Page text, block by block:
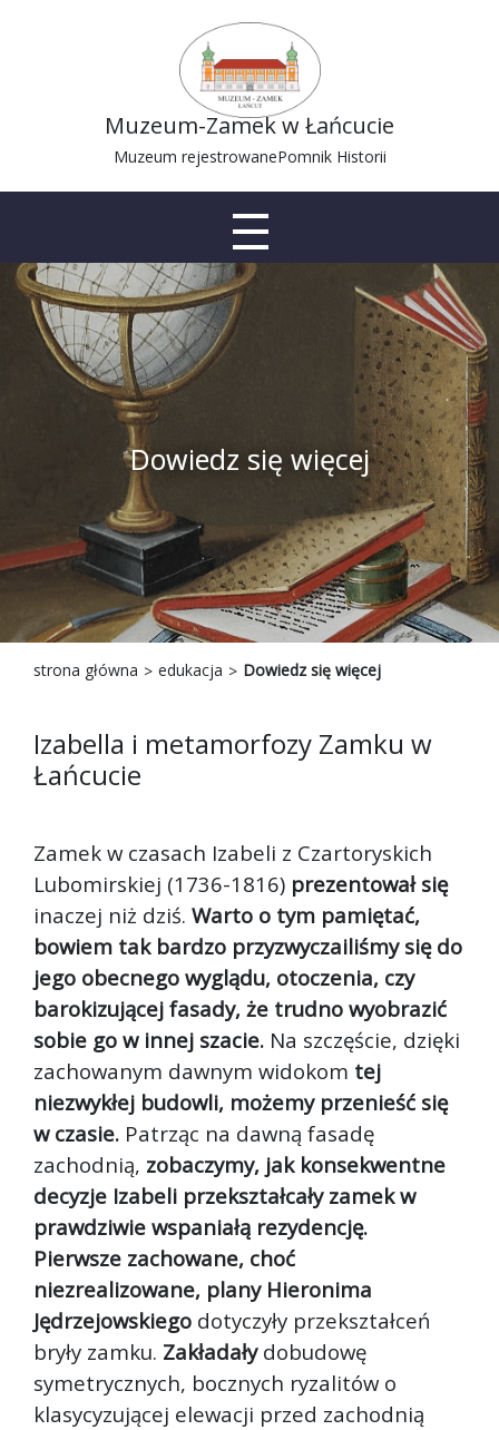
Muzeum-Zamek w Łańcucie
Muzeum rejestrowanePomnik Historii
Dowiedz się więcej
strona główna edukacja Dowiedz się więcej
Izabella i metamorfozy Zamku w
Łańcucie
Zamek w czasach Izabeli z Czartoryskich
Lubomirskiej (1736-1816) prezentował się
inaczej niż dziś. Warto o tym pamiętać,
bowiem tak bardzo przyzwyczailiśmy się do
jego obecnego wyglądu, otoczenia, czy
barokizującej fasady, że trudno wyobrazić
sobie go w innej szacie. Na szczęście, dzięki
zachowanym dawnym widokom tej
niezwykłej budowli, możemy przenieść się
w czasie. Patrząc na dawną fasadę
zachodnią, zobaczymy, jak konsekwentne
decyzje Izabeli przekształcały zamek w
prawdziwie wspaniałą rezydencję.
Pierwsze zachowane, choć
niezrealizowane, plany Hieronima
Jędrzejowskiego dotyczyły przekształceń
bryły zamku. Zakładałydobudowę
symetrycznych, bocznych ryzalitów o
klasycyzującej elewacji przed zachodnią